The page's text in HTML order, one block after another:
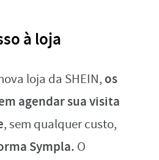
à loja
loja da SHEIN, os
agendar sua visita
, sem qualquer custo,
Sympla. O